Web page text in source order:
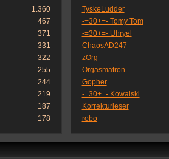
1.360
467
371
331
322
255
244
219
187
178
TyskeLudder
-=30+=- Tomy Tom
-=30+=- Uhryel
ChaosAD247
zOrg
Orgasmatron
Gopher
-=30+=- Kowalski
Korrekturleser
robo